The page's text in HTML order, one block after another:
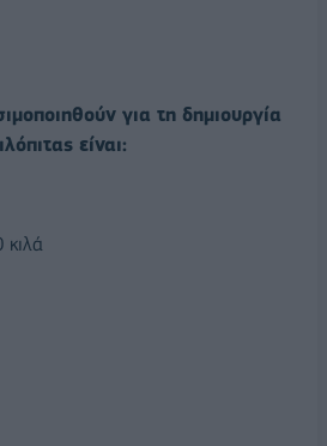
για τη δημιουργία
είναι:
κιλά